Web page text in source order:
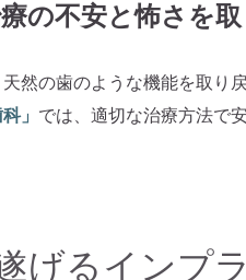
の不安と怖さを取
然の歯のような機能を取り
」 では、適切な治療方法で
げるインプ